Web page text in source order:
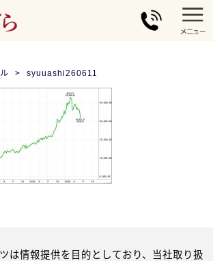
syuuashi260611
は情報提供を目的としており、当社取り扱